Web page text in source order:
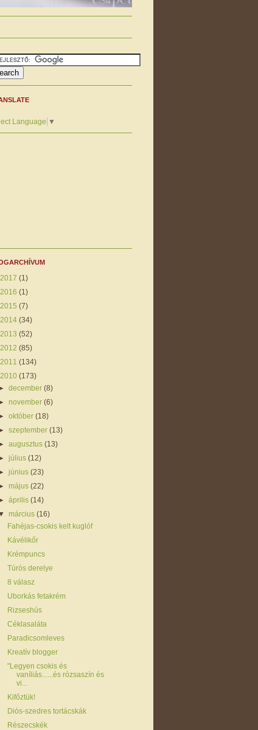
Language ▼
2017 (1)
2016 (1)
2015 (7)
2014 (34)
2013 (52)
2012 (85)
2011 (134)
2010 (173)
december(8)
november(6)
október(18)
szeptember(13)
augusztus(13)
július(12)
június(23)
május(22)
április(14)
március(16)
Fahéjas-csokis kelt kuglóf
Kávélikőr
Krémpuncs
Túrós derelye
8 válasz
Uborkás fetakrém
Rizseshús
Céklasaláta
Paradicsomleves
Kreatív blogger
"Legyen csokis és
vaníliás......és rózsaszín és
vi...
Kifőztük!
Diós-szedres tortácskák
Részecskék